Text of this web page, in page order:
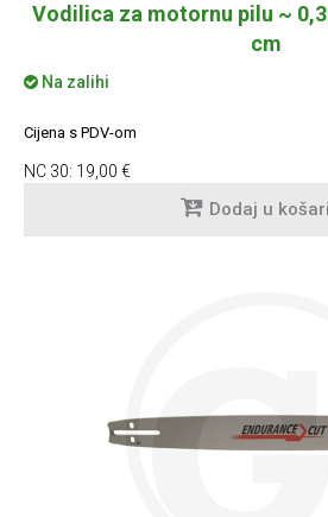
Vodilica za motornu pilu ~
cm
Na zalihi
Cijena s PDV-om
NC 30: 19,00 €
Dodaj u